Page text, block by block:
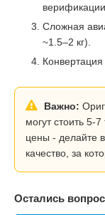
Сложная
~1.5–2 кг).
Конвертация
Важно:
могут стоить 5-
цены - делайте
качество, за
Остались